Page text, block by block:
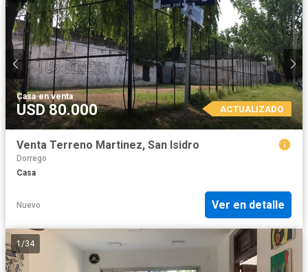
Casa·en venta
USD 80.000 ACTUALIZADO
Venta Terreno Martinez, San Isidro
Dorrego
Casa
Nuevo Ver en detalle
1 /34